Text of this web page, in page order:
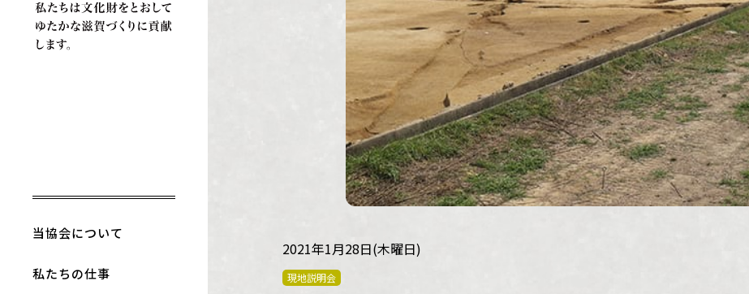
当協会について
私たちの仕事
2021年1月28日(木曜日)
現地説明会